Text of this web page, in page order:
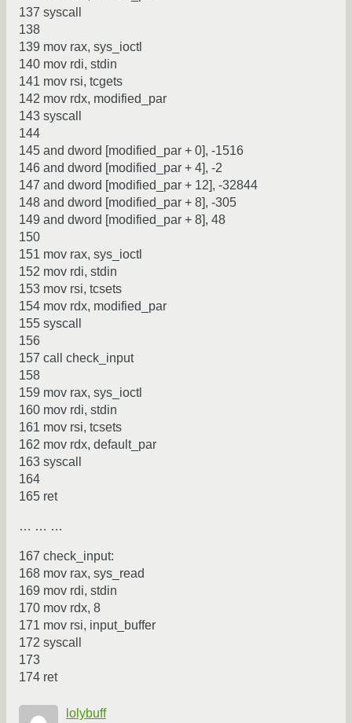
137 syscall
138
139 mov rax, sys_ioctl
140 mov rdi, stdin
141 mov rsi, tcgets
142 mov rdx, modified_par
143 syscall
144
145 and dword [modified_par + 0], -1516
146 and dword [modified_par + 4], -2
147 and dword [modified_par + 12], -32844
148 and dword [modified_par + 8], -305
149 and dword [modified_par + 8], 48
150
151 mov rax, sys_ioctl
152 mov rdi, stdin
153 mov rsi, tcsets
154 mov rdx, modified_par
155 syscall
156
157 call check_input
158
159 mov rax, sys_ioctl
160 mov rdi, stdin
161 mov rsi, tcsets
162 mov rdx, default_par
163 syscall
164
165 ret
… … …
167 check_input:
168 mov rax, sys_read
169 mov rdi, stdin
170 mov rdx, 8
171 mov rsi, input_buffer
172 syscall
173
174 ret
lolybuff